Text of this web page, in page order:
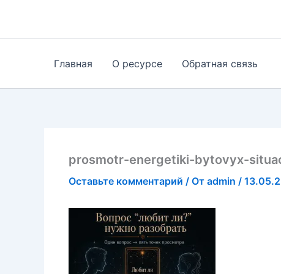
содержимому
Главная О ресурсе Обратная связь
prosmotr-energetiki-bytovyx-
Оставьте комментарий / От admin /